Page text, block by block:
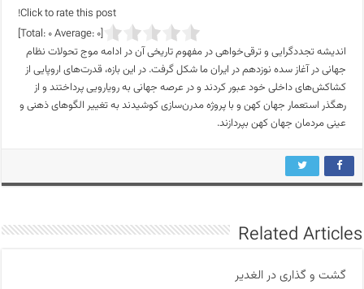
Click to rate this post!
[Total:
0Average: 0
]
اندیشه تجددگرایی و ترقی‌خواهی در مفهوم تاریخی آن در ادامه موج تحولات نظام
جهانی در آغاز سده نوزدهم در ایران ما شکل گرفت. در این بازه، قدرت‌های اروپایی از
کشاکش‌های داخلی خود عبور کردند و در عرصه جهانی به رویارویی پرداختند و از
رهگذر استعمار جهان کهن و با پروژه مدرن‌سازی کوشیدند به تغییر الگوهای ذهنی و
عینی مردمان جهان کهن بپردازند.
Related Articles
گشت و گذاری در الغدیر